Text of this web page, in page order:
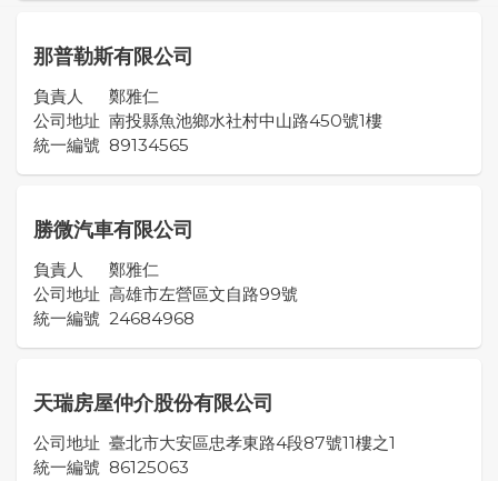
那普勒斯有限公司
負責人
鄭雅仁
公司地址 南投縣魚池鄉水社村中山路450號1樓
統一編號 89134565
勝微汽車有限公司
負責人
鄭雅仁
公司地址 高雄市左營區文自路99號
統一編號 24684968
天瑞房屋仲介股份有限公司
公司地址 臺北市大安區忠孝東路4段87號11樓之1
統一編號 86125063